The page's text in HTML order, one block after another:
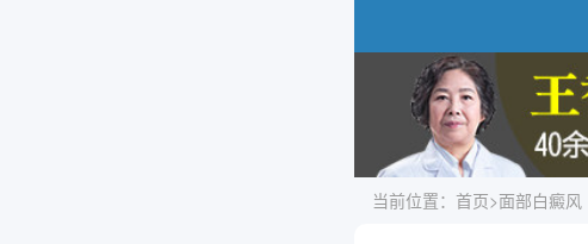
当前位置： 首页>面部白癜风